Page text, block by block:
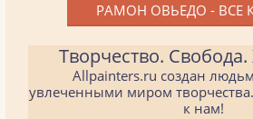
РАМОН ОВЬЕДО - ВСЕ
Творчество.
Allpainters.ru создан
увлеченными миром
к нам!